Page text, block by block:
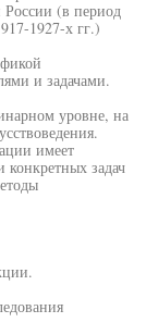
(в период
1927-х гг.)
и задачами.
уровне, на
имеет
задач